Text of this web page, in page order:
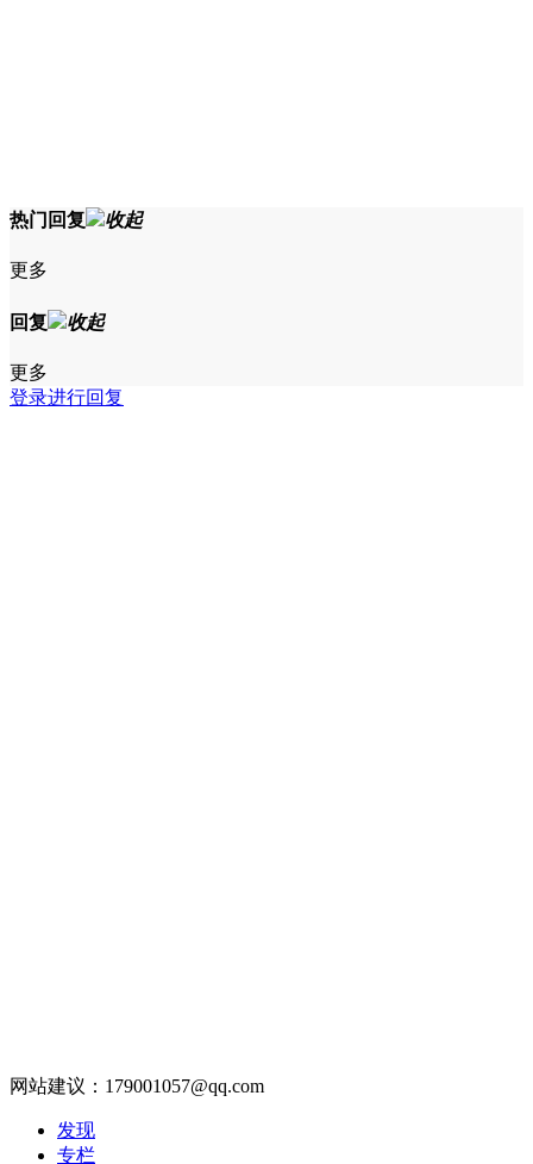
热门回复 收起
更多
回复 收起
更多
登录进行回复
网站建议：179001057@qq.com
发现
专栏